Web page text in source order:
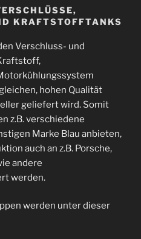
KRAFTSTOFFTANKS
Verschluss- und
hohen Qualität
geliefert wird. Somit
z.B. verschiedene
Marke Blau anbieten,
auch an z.B. Porsche,
andere
werden.
werden unter dieser